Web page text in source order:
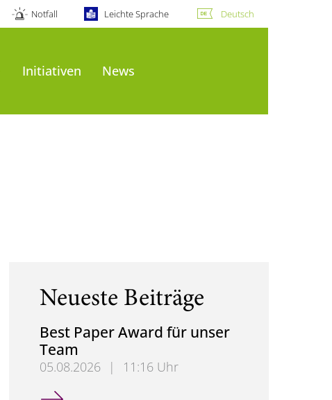
Notfall Leichte Sprache Deutsch
Initiativen News
Neueste Beiträge
Best Paper Award für unser
Team
05.08.2026 |
11:16 Uhr
Best Paper Award für unser Team